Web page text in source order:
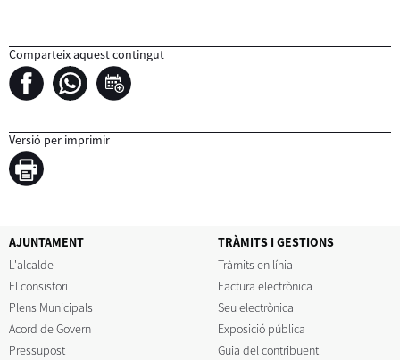
Comparteix aquest contingut
Versió per imprimir
AJUNTAMENT
L'alcalde
El consistori
Plens Municipals
Acord de Govern
Pressupost
TRÀMITS I GESTIONS
Tràmits en línia
Factura electrònica
Seu electrònica
Exposició pública
Guia del contribuent